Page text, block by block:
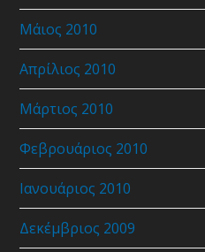
Μάιος 2010
Απρίλιος 2010
Μάρτιος 2010
Φεβρουάριος 2010
Ιανουάριος 2010
Δεκέμβριος 2009